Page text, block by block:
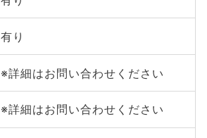
有り
※詳細はお問い合わせください
※詳細はお問い合わせください